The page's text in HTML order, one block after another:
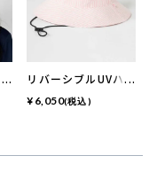
リバーシブルUVハ
ット
¥ 6,050(税込)